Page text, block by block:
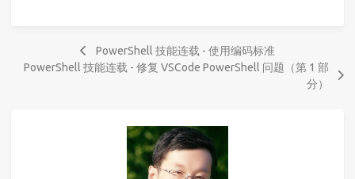
PowerShell 技能连载 - 使用编码标准
PowerShell 技能连载 - 修复 VSCode PowerShell 问题（第 1 部
分）